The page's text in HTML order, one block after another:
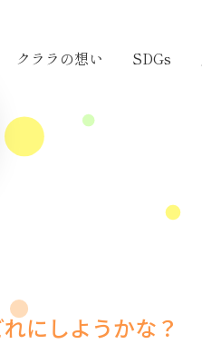
クララの想い SDGs
にしようかな？